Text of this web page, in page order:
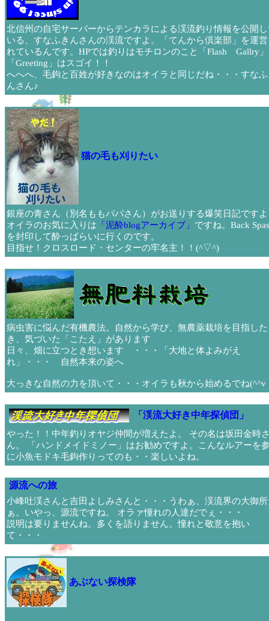
北信州の自宅サーバーからテンカラによる渓流釣り情報を公開
いる、すなふきんさんの渓流ですよ。「てんから倶楽部」を運
れているんです。HPでは釣りはモチロンのこと「Flash Gallry」
「Greeting」はスゴイ！！
へへへ、毛鉤と百姓が好きなのはオイラと同じだね・・・すな
んさん♪
猫の毛も刈りたい
銀座の青さん（別名ももパパさん）がお送りする爆笑日記ですよ
オイラのお気に入りは 「泥酔blogアーカイブ」 ですね。Back
を封印して酔っぱらいに行くのです。
目指せ！クロスロード・センターの牢名主！！(^▽^)
病虫害に悩んだ有機農法。自然から学び、無農薬栽培を目指し
き、気づいた「こたえ」があります
日々、畑に立つとき想います ・・・「大地と体よみがえ
れ」・・・ 自然本来の姿へ
大っきな自然の力を頂いて・・・オイラも秋から始めるでね(^^v
「渓流大好き中年探偵団」
やった！！中年釣りオヤジ仲間が増えたよ。 その名は坂田金時
ん。 「ハンドメイドミノー」はお勧めですよ。こんなルアーを
に小魚モドキ毛鉤作りってのも・・楽しいよね。
源流への旅
小峰吐渓さんと吉田よしみさんと・・・うわぁ、渓流界の大御
ぁ。いやっ、源流ですね。 オラァ憧れの人達だでぇ・・・
説明は要りませんね。多くを語りません。憧れと敬意を抱い
て・・・
あぶない探検隊